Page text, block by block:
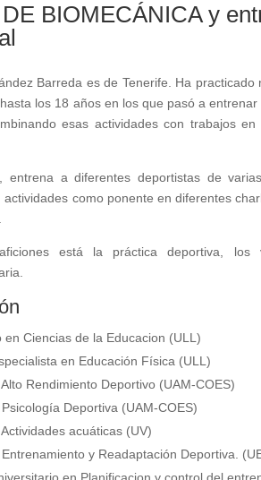
BIOMECÁNICA y
Barreda es de Tenerife. Ha practicado
los 18 años en los que pasó a
esas actividades con trabajos
entrena a diferentes deportistas de
actividades como ponente en diferentes
está la práctica deportiva, los
en Ciencias de la Educacion (ULL)
en Educación Física (ULL)
Rendimiento Deportivo (UAM-COES)
Deportiva (UAM-COES)
acuáticas (UV)
y Readaptación Deportiva.